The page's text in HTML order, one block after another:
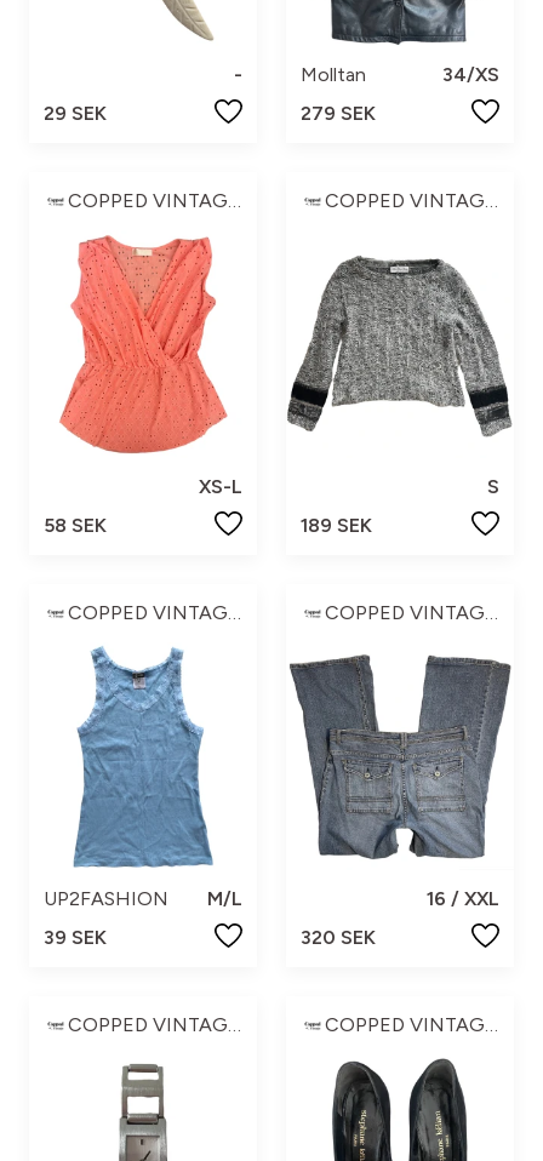
-
29 SEK
Molltan
34/XS
279 SEK
COPPED VINTAGE ☆
XS-L
58 SEK
COPPED VINTAGE ☆
S
189 SEK
COPPED VINTAGE ☆
UP2FASHION
M/L
39 SEK
COPPED VINTAGE ☆
16 / XXL
320 SEK
COPPED VINTAGE ☆ COPPED VINTAGE ☆